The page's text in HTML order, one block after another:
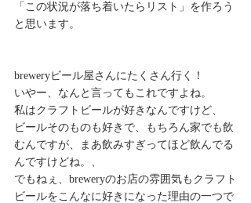
「この状況が落ち着いたらリスト」を作ろう
と思います。
breweryビール屋さんにたくさん行く！
いやー、なんと言ってもこれですよね。
私はクラフトビールが好きなんですけど、
ビールそのものも好きで、もちろん家でも飲
むんですが、まあ飲みすぎってほど飲んでる
んですけどね。、
でもねぇ、breweryのお店の雰囲気もクラフト
ビールをこんなに好きになった理由の一つで